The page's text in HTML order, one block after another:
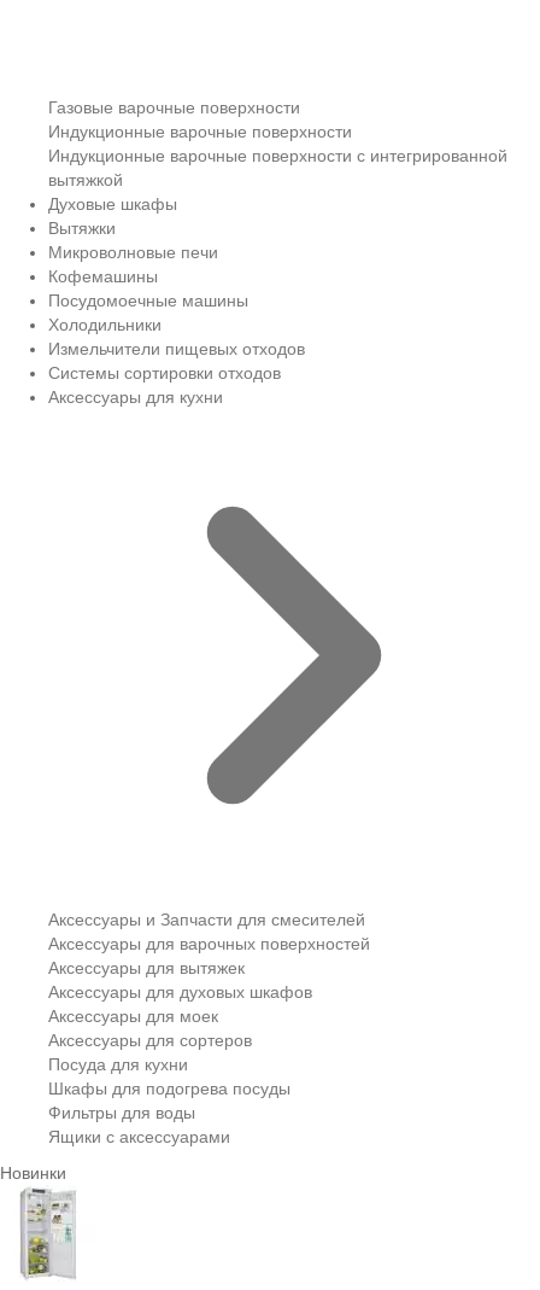
Газовые варочные поверхности
Индукционные варочные поверхности
Индукционные варочные поверхности с интегрированной
вытяжкой
Духовые шкафы
Вытяжки
Микроволновые печи
Кофемашины
Посудомоечные машины
Холодильники
Измельчители пищевых отходов
Системы сортировки отходов
Аксессуары для кухни
Аксессуары и Запчасти для смесителей
Аксессуары для варочных поверхностей
Аксессуары для вытяжек
Аксессуары для духовых шкафов
Аксессуары для моек
Аксессуары для сортеров
Посуда для кухни
Шкафы для подогрева посуды
Фильтры для воды
Ящики с аксессуарами
Новинки